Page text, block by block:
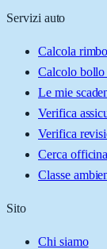
Servizi auto
Calcola
Calcolo bollo
Le mie
Verifica
Verifica
Cerca
Classe
Sito
Chi siamo